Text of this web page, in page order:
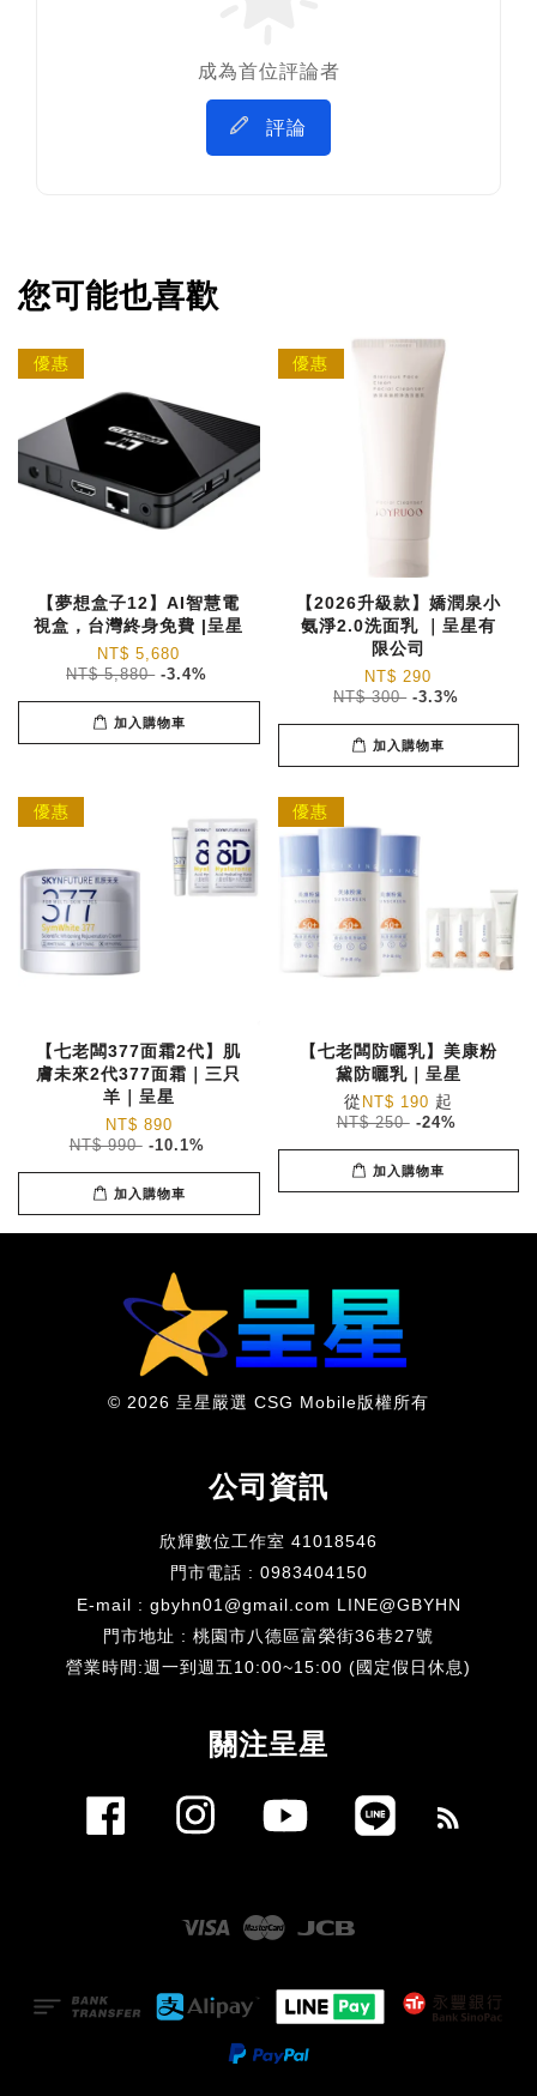
成為首位評論者
評論
您可能也喜歡
優惠
【夢想盒子12】AI智慧電
視盒，台灣終身免費 |呈星
NT$ 5,680
NT$ 5,880 -3.4%
加入購物車
優惠
【2026升級款】嬌潤泉小
氨淨2.0洗面乳 ｜呈星有
限公司
NT$ 290
NT$ 300 -3.3%
加入購物車
優惠
【七老闆377面霜2代】肌
膚未來2代377面霜｜三只
羊｜呈星
NT$ 890
NT$ 990 -10.1%
加入購物車
優惠
【七老闆防曬乳】美康粉
黛防曬乳｜呈星
從 NT$ 190 起
NT$ 250 -24%
加入購物車
© 2026 呈星嚴選 CSG Mobile版權所有
公司資訊
欣輝數位工作室 41018546
門市電話 : 0983404150
E-mail : gbyhn01@gmail.com LINE@GBYHN
門市地址 : 桃園市八德區富榮街36巷27號
​營業時間:週一到週五10:00~15:00 (國定假日休息)
關注呈星
Facebook Instagram YouTube
Visa Master